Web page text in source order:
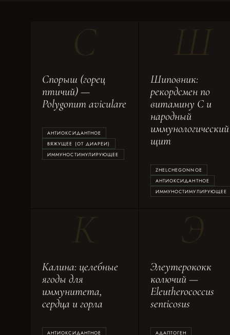
Спорыш (горец
птичий) —
Polygonum aviculare
АНТИОКСИДАНТНОЕ
ВЯЖУЩЕЕ (ОТ ДИАРЕИ)
ИММУНОСТИМУЛИРУЮЩЕЕ
Шиповник:
рекордсмен по
витамину C и
народный
иммунологический
щит
ZHELCHEGONNOE
АНТИОКСИДАНТНОЕ
ИММУНОСТИМУЛИРУЮЩЕЕ
Калина: целебные
ягоды для
иммунитета,
сердца и горла
АНТИОКСИДАНТНОЕ
Элеутерококк
колючий —
Eleutherococcus
senticosus
АДАПТОГЕН